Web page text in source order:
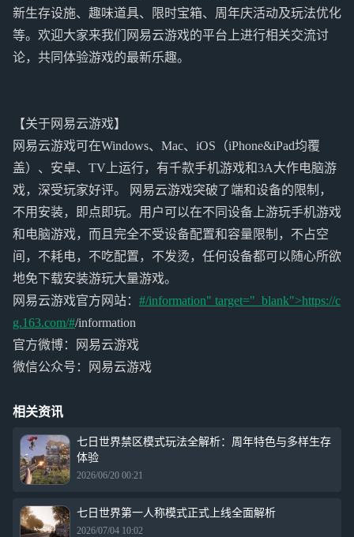
新生存设施、趣味道具、限时宝箱、周年庆活动及玩法优化
等。欢迎大家来我们网易云游戏的平台上进行相关交流讨
论，共同体验游戏的最新乐趣。
【关于网易云游戏】
网易云游戏可在Windows、Mac、iOS（iPhone&iPad均覆
盖）、安卓、TV上运行，有千款手机游戏和3A大作电脑游
戏，深受玩家好评。 网易云游戏突破了端和设备的限制，
不用安装，即点即玩。用户可以在不同设备上游玩手机游戏
和电脑游戏，而且完全不受设备配置和容量限制，不占空
间，不耗电，不吃配置，不发烫，任何设备都可以随心所欲
地免下载安装游玩大量游戏。
网易云游戏官方网站： #/information" target="_blank">https://c
g.163.com/#/information
官方微博：网易云游戏
微信公众号：网易云游戏
相关资讯
七日世界禁区模式玩法全解析：周年特色与多样生存
体验
2026/06/20 00:21
七日世界第一人称模式正式上线全面解析
2026/07/04 10:02